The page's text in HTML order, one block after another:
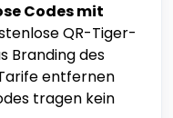
Codes mit
QR-Tiger-
Branding des
entfernen
tragen kein